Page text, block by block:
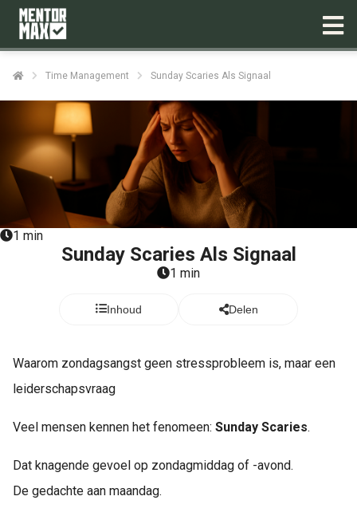
Time Management Sunday Scaries Als Signaal
1 min
Sunday Scaries Als Signaal
1 min
Inhoud Delen
Waarom zondagsangst geen stressprobleem is, maar een
leiderschapsvraag
Veel mensen kennen het fenomeen: Sunday Scaries.
Dat knagende gevoel op zondagmiddag of -avond.
De gedachte aan maandag.